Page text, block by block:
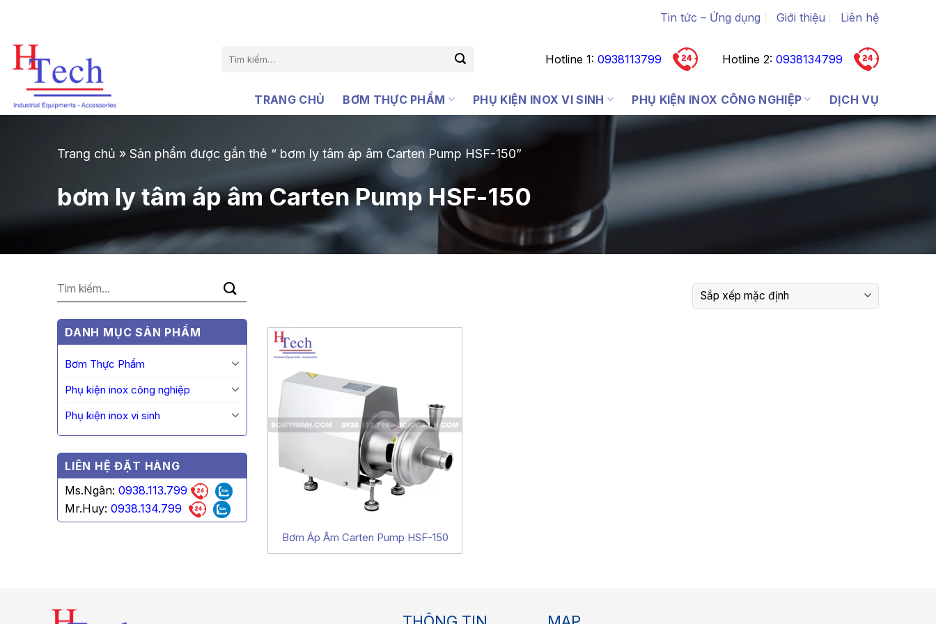
nội
dung
Tin tức – Ứng dụng Giới thiệu Liên hệ
kiếm:
Hotline 1:0938113799 Hotline 2: 0938134799
TRANG CHỦ BƠM THỰC PHẨM PHỤ KIỆN INOX VI SINH PHỤ KIỆN INOX CÔNG NGHIỆP DỊCH VỤ
Trang chủ » Sản phẩm được gắn thẻ “ bơm ly tâm áp âm Carten Pump HSF-150”
bơm ly tâm áp âm Carten Pump HSF-150
Tìm
DANH MỤC SẢN PHẨM
Bơm Thực Phẩm
Phụ kiện inox công nghiệp
Phụ kiện inox vi sinh
LIÊN HỆ ĐẶT HÀNG
Ms.Ngân: 0938.113.799
Mr.Huy: 0938.134.799
Bơm Áp Âm Carten Pump HSF-150